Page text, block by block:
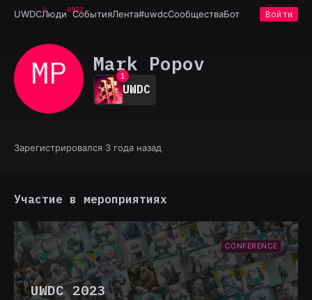
UWDCЛюди6932
СобытияЛента#uwdcСообществаБот Войти
MP Mark Popov
0
1
2
3
6
UWDC
Зарегистрировался 3 года назад
Участие в мероприятиях
CONFERENCE
UWDC 2023